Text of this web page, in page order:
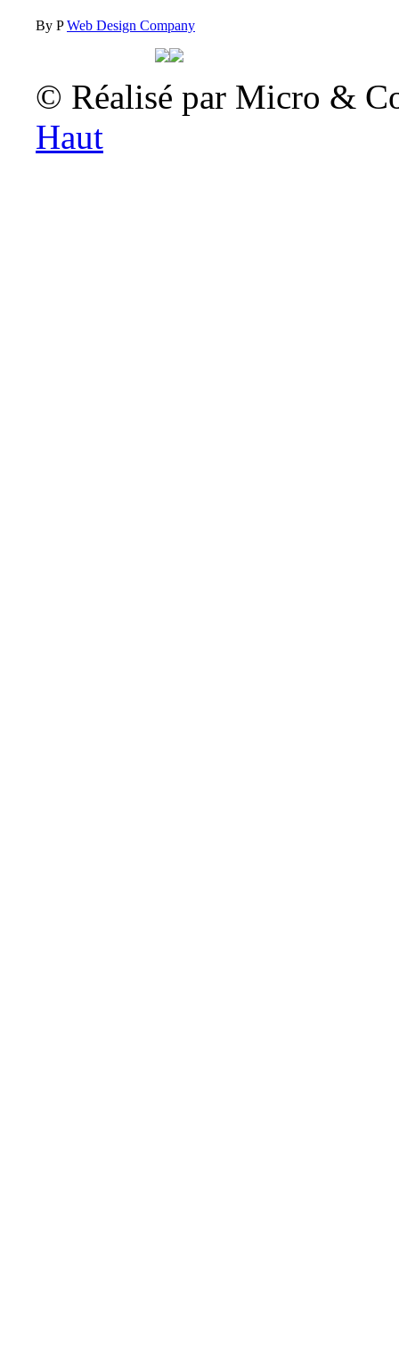
By PWeb Design Company
© Réalisé par Micro &
Haut